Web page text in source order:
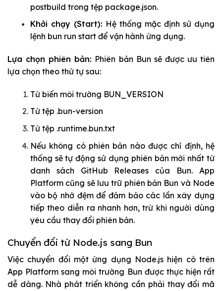
postbuild trong tệp package.json.
Khởi chạy (Start): Hệ thống mặc định sử dụng
lệnh bun run startđể vận hành ứng dụng.
Lựa chọn phiên bản: Phiên bản Bun sẽ được ưu tiên
lựa chọn theo thứ tự sau:
Từ biến môi trường BUN_VERSION
Từ tệp .bun-version
Từ tệp .runtime.bun.txt
Nếu không có phiên bản nào được chỉ định, hệ
thống sẽ tự động sử dụng phiên bản mới nhất từ
danh sách GitHub Releases của Bun. App
Platform cũng sẽ lưu trữ phiên bản Bun và Node
vào bộ nhớ đệm để đảm bảo các lần xây dựng
tiếp theo diễn ra nhanh hơn, trừ khi người dùng
yêu cầu thay đổi phiên bản.
Chuyển đổi từ Node.js sang Bun
Việc chuyển đổi một ứng dụng Node.js hiện có trên
App Platform sang môi trường Bun được thực hiện rất
dễ dàng. Nhà phát triển không cần phải thay đổi mã